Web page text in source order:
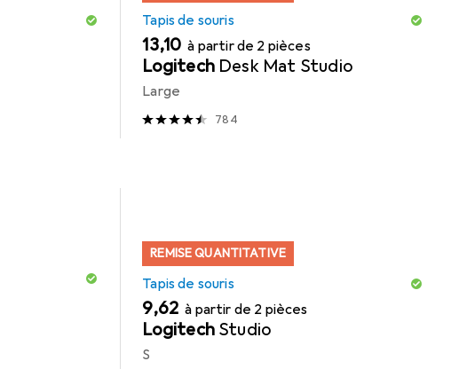
Tapis de souris
EUR
13,10 à partir de 2 pièces
Logitech Desk Mat Studio
Large
784
REMISE QUANTITATIVE
Tapis de souris
EUR
9,62 à partir de 2 pièces
Logitech Studio
S